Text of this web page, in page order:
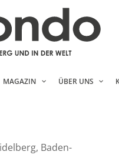
MAGAZIN ÜBER UNS
Baden-